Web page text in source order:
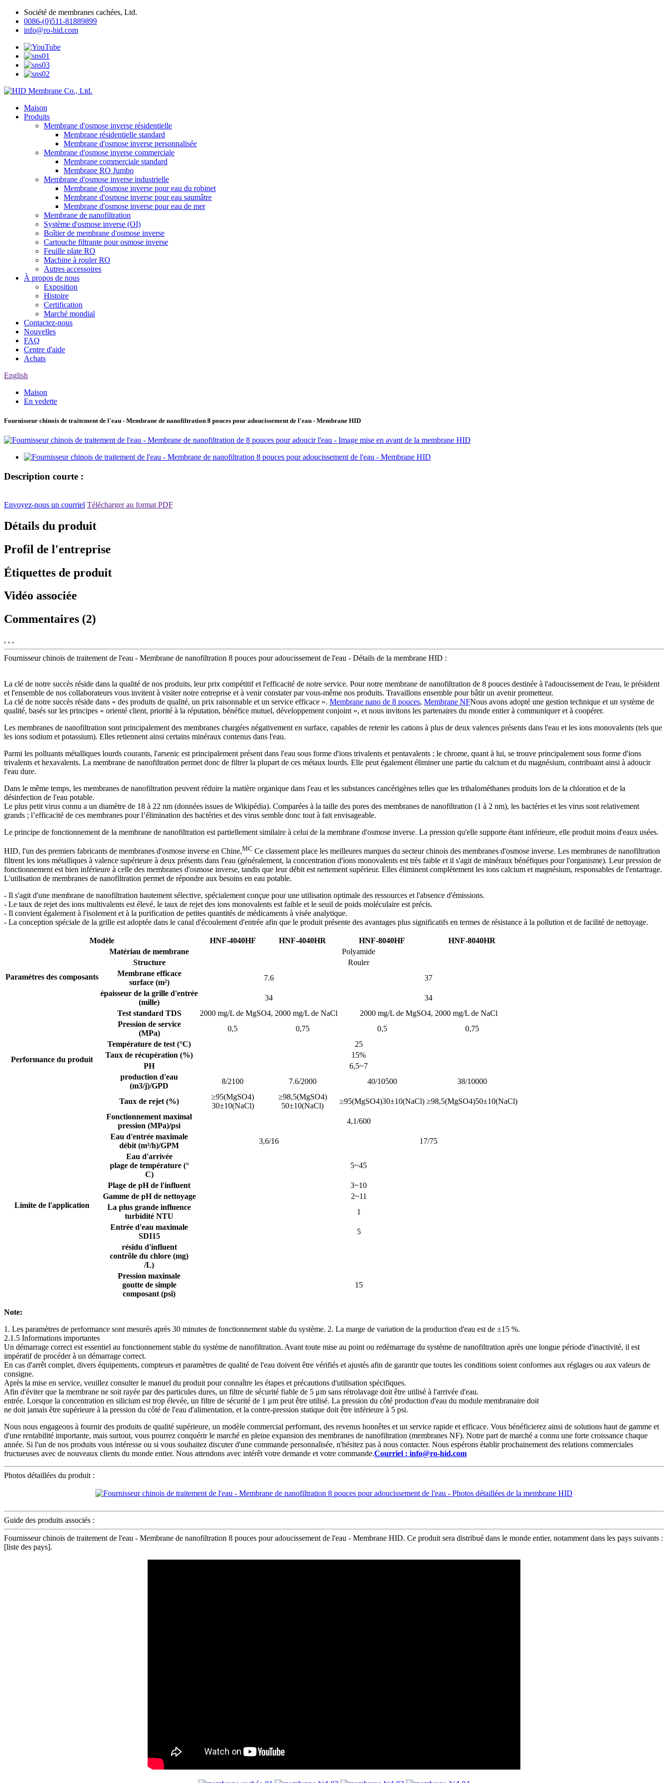
Société de membranes cachées, Ltd.
0086-(0)511-81889899
info@ro-hid.com
Maison
Produits
Membrane d'osmose inverse résidentielle
Membrane résidentielle standard
Membrane d'osmose inverse personnalisée
Membrane d'osmose inverse commerciale
Membrane commerciale standard
Membrane RO Jumbo
Membrane d'osmose inverse industrielle
Membrane d'osmose inverse pour eau du robinet
Membrane d'osmose inverse pour eau saumâtre
Membrane d'osmose inverse pour eau de mer
Membrane de nanofiltration
Système d'osmose inverse (OI)
Boîtier de membrane d'osmose inverse
Cartouche filtrante pour osmose inverse
Feuille plate RO
Machine à rouler RO
Autres accessoires
À propos de nous
Exposition
Histoire
Certification
Marché mondial
Contactez-nous
Nouvelles
FAQ
Centre d'aide
Achats
English
Maison
En vedette
Fournisseur chinois de traitement de l'eau - Membrane de nanofiltration 8 pouces pour adoucissement de l'eau - Membrane HID
Description courte :
Envoyez-nous un courriel Télécharger au format PDF
Détails du produit
Profil de l'entreprise
Étiquettes de produit
Vidéo associée
Commentaires (2)
, , ,
Fournisseur chinois de traitement de l'eau - Membrane de nanofiltration 8 pouces pour adoucissement de l'eau - Détails de la membrane HID :
La clé de notre succès réside dans la qualité de nos produits, leur prix compétitif et l'efficacité de notre service. Pour notre membrane de nanofiltration de 8 pouces destinée à l'adoucissement de l'eau, le président
et l'ensemble de nos collaborateurs vous invitent à visiter notre entreprise et à venir constater par vous-même nos produits. Travaillons ensemble pour bâtir un avenir prometteur.
La clé de notre succès réside dans « des produits de qualité, un prix raisonnable et un service efficace ». Membrane nano de 8 pouces, Membrane NFNous avons adopté une gestion technique et un système de
qualité, basés sur les principes « orienté client, priorité à la réputation, bénéfice mutuel, développement conjoint », et nous invitons les partenaires du monde entier à communiquer et à coopérer.
Les membranes de nanofiltration sont principalement des membranes chargées négativement en surface, capables de retenir les cations à plus de deux valences présents dans l'eau et les ions monovalents (tels que
les ions sodium et potassium). Elles retiennent ainsi certains minéraux contenus dans l'eau.
Parmi les polluants métalliques lourds courants, l'arsenic est principalement présent dans l'eau sous forme d'ions trivalents et pentavalents ; le chrome, quant à lui, se trouve principalement sous forme d'ions
trivalents et hexavalents. La membrane de nanofiltration permet donc de filtrer la plupart de ces métaux lourds. Elle peut également éliminer une partie du calcium et du magnésium, contribuant ainsi à adoucir
l'eau dure.
Dans le même temps, les membranes de nanofiltration peuvent réduire la matière organique dans l'eau et les substances cancérigènes telles que les trihalométhanes produits lors de la chloration et de la
désinfection de l'eau potable.
Le plus petit virus connu a un diamètre de 18 à 22 nm (données issues de Wikipédia). Comparées à la taille des pores des membranes de nanofiltration (1 à 2 nm), les bactéries et les virus sont relativement
grands ; l’efficacité de ces membranes pour l’élimination des bactéries et des virus semble donc tout à fait envisageable.
Le principe de fonctionnement de la membrane de nanofiltration est partiellement similaire à celui de la membrane d'osmose inverse. La pression qu'elle supporte étant inférieure, elle produit moins d'eaux usées.
HID, l'un des premiers fabricants de membranes d'osmose inverse en Chine,MC Ce classement place les meilleures marques du secteur chinois des membranes d'osmose inverse. Les membranes de nanofiltration
filtrent les ions métalliques à valence supérieure à deux présents dans l'eau (généralement, la concentration d'ions monovalents est très faible et il s'agit de minéraux bénéfiques pour l'organisme). Leur pression de
fonctionnement est bien inférieure à celle des membranes d'osmose inverse, tandis que leur débit est nettement supérieur. Elles éliminent complètement les ions calcium et magnésium, responsables de l'entartrage.
L'utilisation de membranes de nanofiltration permet de répondre aux besoins en eau potable.
- Il s'agit d'une membrane de nanofiltration hautement sélective, spécialement conçue pour une utilisation optimale des ressources et l'absence d'émissions.
- Le taux de rejet des ions multivalents est élevé, le taux de rejet des ions monovalents est faible et le seuil de poids moléculaire est précis.
- Il convient également à l'isolement et à la purification de petites quantités de médicaments à visée analytique.
- La conception spéciale de la grille est adoptée dans le canal d'écoulement d'entrée afin que le produit présente des avantages plus significatifs en termes de résistance à la pollution et de facilité de nettoyage.
Modèle HNF-4040HF HNF-4040HR HNF-8040HF HNF-8040HR
Paramètres des composants
Matériau de membrane
Polyamide
Structure
Rouler
Membrane efficace
surface (m²)
7.6
37
épaisseur de la grille d'entrée
(mille)
34 34
Performance du produit
Test standard TDS 2000 mg/L de MgSO4, 2000 mg/L de NaCl
2000 mg/L de MgSO4, 2000 mg/L de NaCl
Pression de service
(MPa)
0,5 0,75 0,5
0,75
Température de test (°C)
25
Taux de récupération (%)
15%
PH
6,5~7
production d'eau
(m3/j)/GPD
8/2100 7.6/2000 40/10500 38/10000
Taux de rejet (%)
≥95(MgSO4)
30±10(NaCl)
≥98,5(MgSO4)
50±10(NaCl)
≥95(MgSO4)30±10(NaCl) ≥98,5(MgSO4)50±10(NaCl)
Limite de l'application
Fonctionnement maximal
pression (MPa)/psi
4,1/600
Eau d'entrée maximale
débit (m³/h)/GPM
3,6/16
17/75
Eau d'arrivée
plage de température (°
C)
5~45
Plage de pH de l'influent
3~10
Gamme de pH de nettoyage
2~11
La plus grande influence
turbidité NTU
1
Entrée d'eau maximale
SDI15
5
résidu d'influent
contrôle du chlore (mg)
/L)
Pression maximale
goutte de simple
composant (psi)
15
Note:
1. Les paramètres de performance sont mesurés après 30 minutes de fonctionnement stable du système. 2. La marge de variation de la production d'eau est de ±15 %.
2.1.5 Informations importantes
Un démarrage correct est essentiel au fonctionnement stable du système de nanofiltration. Avant toute mise au point ou redémarrage du système de nanofiltration après une longue période d'inactivité, il est
impératif de procéder à un démarrage correct.
En cas d'arrêt complet, divers équipements, compteurs et paramètres de qualité de l'eau doivent être vérifiés et ajustés afin de garantir que toutes les conditions soient conformes aux réglages ou aux valeurs de
consigne.
Après la mise en service, veuillez consulter le manuel du produit pour connaître les étapes et précautions d'utilisation spécifiques.
Afin d'éviter que la membrane ne soit rayée par des particules dures, un filtre de sécurité fiable de 5 μm sans rétrolavage doit être utilisé à l'arrivée d'eau.
entrée. Lorsque la concentration en silicium est trop élevée, un filtre de sécurité de 1 μm peut être utilisé. La pression du côté production d'eau du module membranaire doit
ne doit jamais être supérieure à la pression du côté de l'eau d'alimentation, et la contre-pression statique doit être inférieure à 5 psi.
Nous nous engageons à fournir des produits de qualité supérieure, un modèle commercial performant, des revenus honnêtes et un service rapide et efficace. Vous bénéficierez ainsi de solutions haut de gamme et
d'une rentabilité importante, mais surtout, vous pourrez conquérir le marché en pleine expansion des membranes de nanofiltration (membranes NF). Notre part de marché a connu une forte croissance chaque
année. Si l'un de nos produits vous intéresse ou si vous souhaitez discuter d'une commande personnalisée, n'hésitez pas à nous contacter. Nous espérons établir prochainement des relations commerciales
fructueuses avec de nouveaux clients du monde entier. Nous attendons avec intérêt votre demande et votre commande.Courriel : info@ro-hid.com
Photos détaillées du produit :
Guide des produits associés :
Fournisseur chinois de traitement de l'eau - Membrane de nanofiltration 8 pouces pour adoucissement de l'eau - Membrane HID. Ce produit sera distribué dans le monde entier, notamment dans les pays suivants :
[liste des pays].